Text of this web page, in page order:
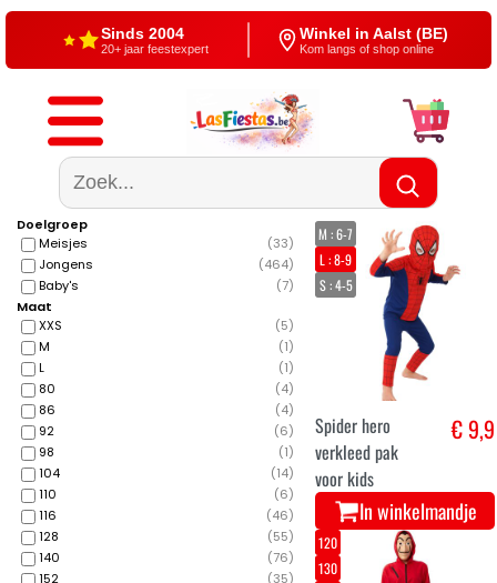
Gratis verzending
Vanaf €60 4,5/5 — Google
500+ reviews
Doelgroep
Meisjes
(33)
Jongens
(464)
Baby's
(7)
Maat
XXS
(5)
M
(1)
L
(1)
80
(4)
86
(4)
92
(6)
98
(1)
104
(14)
110
(6)
116
(46)
128
(55)
140
(76)
152
(35)
M : 6-7
L : 8-9
S : 4-5
Spider hero
verkleed pak
voor kids
€ 9,9
In winkelmandje
120
130